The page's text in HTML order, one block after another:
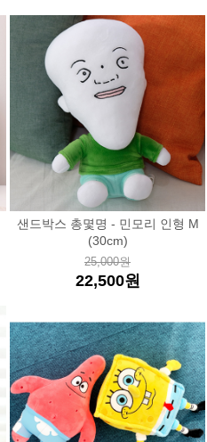
샌드박스 총몇명 - 민모리 인형 M
(30cm)
25,000원
22,500원